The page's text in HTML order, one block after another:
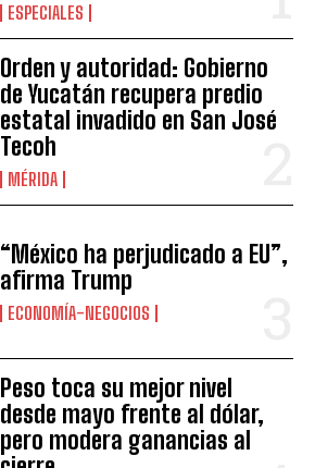
ESPECIALES
Orden y autoridad: Gobierno
de Yucatán recupera predio
estatal invadido en San José
Tecoh
MÉRIDA
“México ha perjudicado a EU”,
afirma Trump
ECONOMÍA-NEGOCIOS
Peso toca su mejor nivel
desde mayo frente al dólar,
pero modera ganancias al